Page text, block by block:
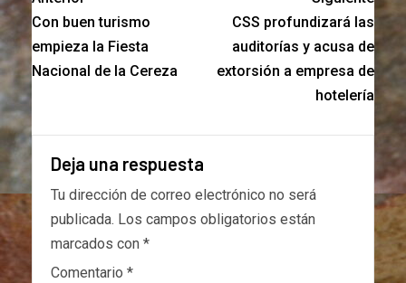
Con buen turismo
empieza la Fiesta
Nacional de la Cereza
CSS profundizará las
auditorías y acusa de
extorsión a empresa de
hotelería
Deja una respuesta
Tu dirección de correo electrónico no será
publicada. Los campos obligatorios están
marcados con *
Comentario *